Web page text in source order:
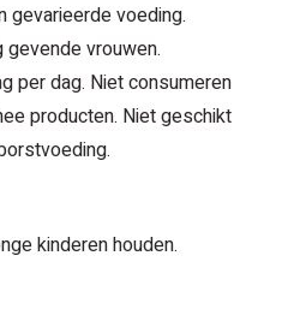
gevarieerde voeding.
vrouwen.
per dag. Niet consumeren
producten. Niet geschikt
kinderen houden.